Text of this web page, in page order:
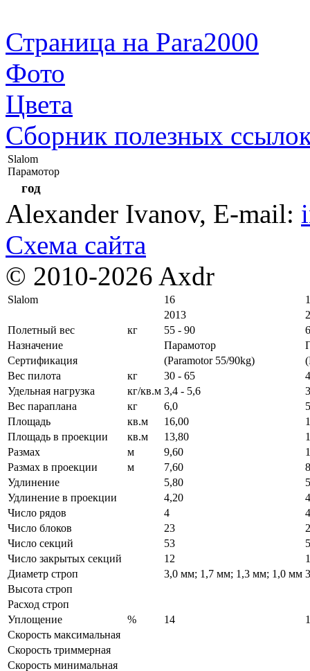
Страница на Para2000
Фото
Цвета
Сборник полезных
Slalom
Парамотор
год
Alexander Ivanov, E-mail:
Схема сайта
© 2010-2026 Axdr
Slalom 16
2013
Полетный вес
кг 55 - 90
Назначение
Парамотор
Сертификация
(Paramotor 55/90kg)
Вес пилота
кг 30 - 65
Удельная нагрузка
кг/кв.м 3,4 - 5,6
Вес параплана
кг 6,0
Площадь
кв.м 16,00
Площадь в проекции
кв.м 13,80
Размах
м 9,60
Размах в проекции
м 7,60
Удлинение
5,80
Удлинение в проекции
4,20
Число рядов
4
4
Число блоков
23
Число секций
53
Число закрытых секций
12
Диаметр строп
3,0 мм; 1,7 мм; 1,3 мм; 1,0 мм
Высота строп
Расход строп
Уплощение
% 14
Скорость максимальная
Скорость триммерная
Скорость минимальная